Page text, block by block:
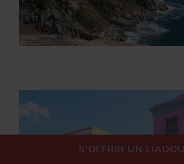
S'OFFRIR UN LIADOU